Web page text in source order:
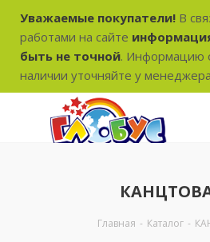
Уважаемые покупатели! В
работами на сайте
быть не точной. Информацию
наличии уточняйте у
Главная - Каталог -